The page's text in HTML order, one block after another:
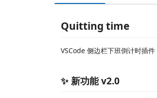
Quitting time
VSCode 侧边栏下班倒计时插
✨ 新功能 v2.0